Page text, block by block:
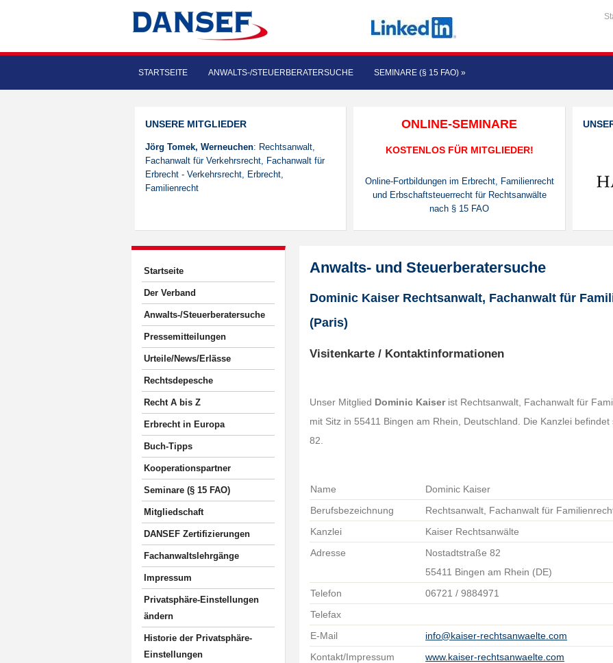
STARTSEITE ANWALTS-/STEUERBERATERSUCHE SEMINARE (§ 15 FAO) »
UNSERE MITGLIEDER
Jörg Tomek, Werneuchen: Rechtsanwalt,
Fachanwalt für Verkehrsrecht, Fachanwalt für
Erbrecht - Verkehrsrecht, Erbrecht,
Familienrecht
ONLINE-SEMINARE
KOSTENLOS FÜR MITGLIEDER!
Online-Fortbildungen im Erbrecht, Familienrecht
und Erbschaftsteuerrecht für Rechtsanwälte
nach § 15 FAO
Startseite
Der Verband
Anwalts-/Steuerberatersuche
Pressemitteilungen
Urteile/News/Erlässe
Rechtsdepesche
Recht A bis Z
Erbrecht in Europa
Buch-Tipps
Kooperationspartner
Seminare (§ 15 FAO)
Mitgliedschaft
DANSEF Zertifizierungen
Fachanwaltslehrgänge
Impressum
Privatsphäre-Einstellungen
ändern
Historie der Privatsphäre-
Einstellungen
Anwalts- und Steuerberatersuche
Dominic Kaiser Rechtsanwalt, Fachanwalt für
(Paris)
Visitenkarte / Kontaktinformationen
Unser Mitglied Dominic Kaiserist Rechtsanwalt, Fachanwalt für
mit Sitz in 55411 Bingen am Rhein, Deutschland. Die Kanzlei
82.
Name
Dominic Kaiser
Berufsbezeichnung
Rechtsanwalt, Fachanwalt für
Kanzlei
Kaiser Rechtsanwälte
Adresse
Nostadtstraße 82
55411 Bingen am Rhein (DE)
Telefon
06721 / 9884971
Telefax
E-Mail
info@kaiser-rechtsanwaelte.com
Kontakt/Impressum
www.kaiser-rechtsanwaelte.com